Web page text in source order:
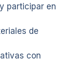
participar en
de
con